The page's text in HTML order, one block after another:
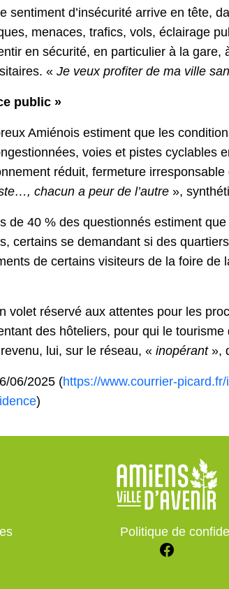
sentiment d’insécurité arrive en tête,
menaces, trafics, vols, éclairage
en sécurité, en particulier à la
« Je veux profiter de ma ville
public »
Amiénois estiment que les
voies et pistes cyclables
réduit, fermeture
chacun a peur de l’autre »,
de 40 % des questionnés estiment
certains se demandant si des
de certains visiteurs de la foire de
réservé aux attentes pour les
des hôteliers, pour qui le
lui, sur le réseau, « inopérant»,
06/2025 (https://www.courrier-
)
Politique de
Facebook